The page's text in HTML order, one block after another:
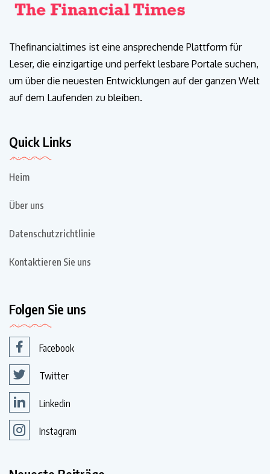
Thefinancialtimes ist eine ansprechende Plattform für
Leser, die einzigartige und perfekt lesbare Portale suchen,
um über die neuesten Entwicklungen auf der ganzen Welt
auf dem Laufenden zu bleiben.
Quick Links
Heim
Über uns
Datenschutzrichtlinie
Kontaktieren Sie uns
Folgen Sie uns
Facebook
Twitter
Linkedin
Instagram